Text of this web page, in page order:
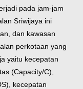
pada jam-jam
Sriwijaya ini
dan kawasan
perkotaan yang
yaitu kecepatan
(Capacity/C),
kecepatan